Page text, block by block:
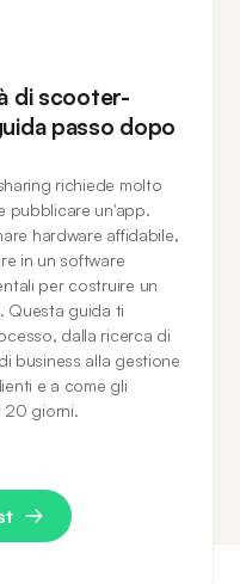
di scooter-
passo dopo
richiede molto
pubblicare un'app.
hardware affidabile,
in un software
per costruire un
Questa guida ti
dalla ricerca di
business alla gestione
e a come gli
20 giorni.